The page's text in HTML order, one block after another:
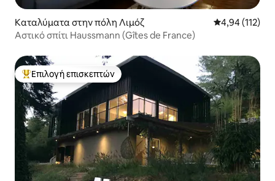
Καταλύματα στην πόλη Λιμόζ Μέση
4,94 (112)
Αστικό σπίτι Haussmann (Gîtes de France)
Κορυφαία επιλογή επισκεπτών
Επιλογή επισκεπτών